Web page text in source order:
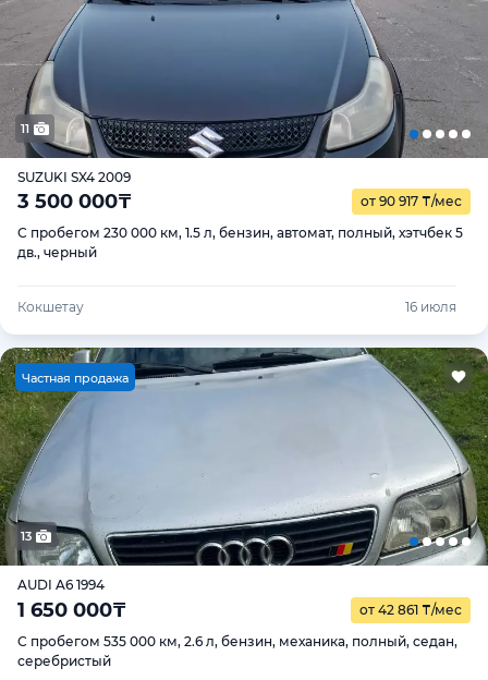
11
SUZUKI SX4 2009
3 500 000₸ от 90 917 ₸/мес
С пробегом 230 000 км, 1.5 л, бензин, автомат, полный, хэтчбек 5
дв., черный
Кокшетау 16 июля
Частная продажа
13
AUDI A6 1994
1 650 000₸ от 42 861 ₸/мес
С пробегом 535 000 км, 2.6 л, бензин, механика, полный, седан,
серебристый